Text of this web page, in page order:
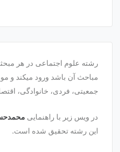
رشته علوم اجتماعی در هر
مباحث آن باشد ورود میکند و
جمعیتی، فردی، خانوادگی،
در ویس زیر با راهنمایی
این رشته تحقیق شده است.